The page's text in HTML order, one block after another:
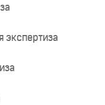
экспертиза